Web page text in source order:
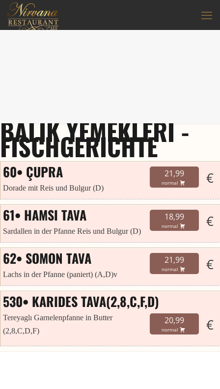
BALIK YEMEKLERI -
FISCHGERICHTE
60• ÇUPRA 21,99
normal €
Dorade mit Reis und Bulgur (D)
61• HAMSI TAVA 18,99
normal €
Sardallen in der Pfanne Reis und Bulgur (D)
62• SOMON TAVA 21,99
normal €
Lachs in der Pfanne (paniert) (A,D)v
530• KARIDES TAVA(2,8,C,F,D)
20,99
normal €
Tereyaglı Garnelenpfanne in Butter
(2,8,C,D,F)